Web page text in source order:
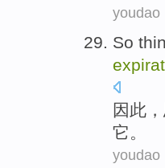
youdao
So
因此 ，
它。
youdao